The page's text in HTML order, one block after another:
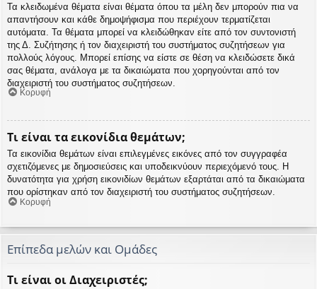
Τα κλειδωμένα θέματα είναι θέματα όπου τα μέλη δεν μπορούν πια να
απαντήσουν και κάθε δημοψήφισμα που περιέχουν τερματίζεται
αυτόματα. Τα θέματα μπορεί να κλειδώθηκαν είτε από τον συντονιστή
της Δ. Συζήτησης ή τον διαχειριστή του συστήματος συζητήσεων για
πολλούς λόγους. Μπορεί επίσης να είστε σε θέση να κλειδώσετε δικά
σας θέματα, ανάλογα με τα δικαιώματα που χορηγούνται από τον
διαχειριστή του συστήματος συζητήσεων.
Κορυφή
Τι είναι τα εικονίδια θεμάτων;
Τα εικονίδια θεμάτων είναι επιλεγμένες εικόνες από τον συγγραφέα
σχετιζόμενες με δημοσιεύσεις και υποδεικνύουν περιεχόμενό τους. Η
δυνατότητα για χρήση εικονιδίων θεμάτων εξαρτάται από τα δικαιώματα
που ορίστηκαν από τον διαχειριστή του συστήματος συζητήσεων.
Κορυφή
Επίπεδα μελών και Ομάδες
Τι είναι οι Διαχειριστές;